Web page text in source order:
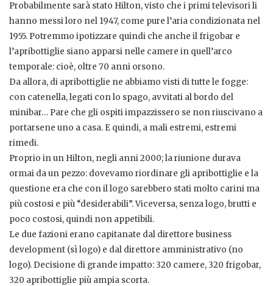
Probabilmente sarà stato Hilton, visto che i primi televisori li
hanno messi loro nel 1947, come pure l’aria condizionata nel
1955. Potremmo ipotizzare quindi che anche il frigobar e
l’apribottiglie siano apparsi nelle camere in quell’arco
temporale: cioè, oltre 70 anni orsono.
Da allora, di apribottiglie ne abbiamo visti di tutte le fogge:
con catenella, legati con lo spago, avvitati al bordo del
minibar… Pare che gli ospiti impazzissero se non riuscivano a
portarsene uno a casa. E quindi, a mali estremi, estremi
rimedi.
Proprio in un Hilton, negli anni 2000; la riunione durava
ormai da un pezzo: dovevamo riordinare gli apribottiglie e la
questione era che con il logo sarebbero stati molto carini ma
più costosi e più “desiderabili”. Viceversa, senza logo, brutti e
poco costosi, quindi non appetibili.
Le due fazioni erano capitanate dal direttore business
development (sì logo) e dal direttore amministrativo (no
logo). Decisione di grande impatto: 320 camere, 320 frigobar,
320 apribottiglie più ampia scorta.